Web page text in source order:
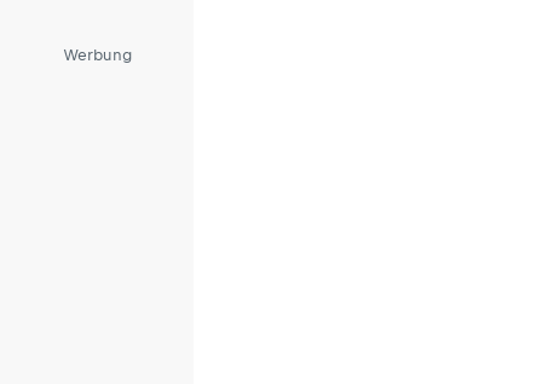
Werbung